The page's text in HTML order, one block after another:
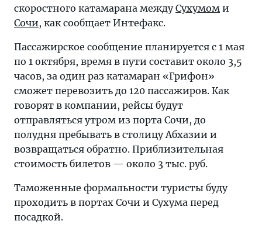
скоростного катамарана междуСухумом и
Сочи, как сообщает Интефакс.
Пассажирское сообщение планируется с 1 мая
по 1 октября, время в пути составит около 3,5
часов, за один раз катамаран «Грифон»
сможет перевозить до 120 пассажиров. Как
говорят в компании, рейсы будут
отправляться утром из порта Сочи, до
полудня пребывать в столицу Абхазии и
возвращаться обратно. Приблизительная
стоимость билетов — около 3 тыс. руб.
Таможенные формальности туристы буду
проходить в портах Сочи и Сухума перед
посадкой.